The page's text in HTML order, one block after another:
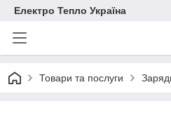
Електро Тепло Україна
Товари та послуги